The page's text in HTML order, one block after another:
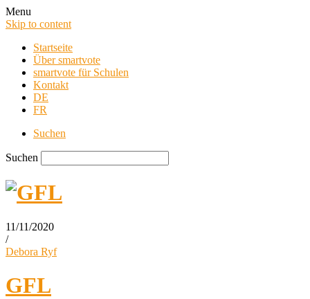
Menu
Skip to content
Startseite
Über smartvote
smartvote für Schulen
Kontakt
DE
FR
Suchen
Suchen
smartvote Blog
11/11/2020
/
Debora Ryf
GFL